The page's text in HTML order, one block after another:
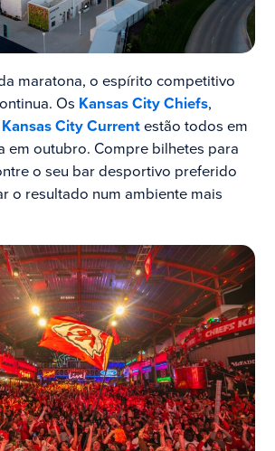
maratona, o espírito competitivo
Os Kansas City Chiefs,
Kansas City Currentestão todos em
em outubro. Compre bilhetes para
o seu bar desportivo preferido
o resultado num ambiente mais